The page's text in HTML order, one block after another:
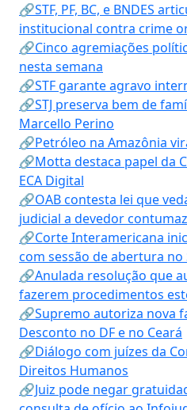
🔗STF, PF, BC, e BNDES
institucional contra crime
🔗Cinco agremiações
nesta semana
🔗STF garante agravo
🔗STJ preserva bem de
Marcello Perino
🔗Petróleo na Amazônia
🔗Motta destaca papel da
ECA Digital
🔗OAB contesta lei que
judicial a devedor contumaz
🔗Corte Interamericana
com sessão de abertura no
🔗Anulada resolução que
fazerem procedimentos
🔗Supremo autoriza nova
Desconto no DF e no Ceará
🔗Diálogo com juízes da
Direitos Humanos
🔗Juiz pode negar